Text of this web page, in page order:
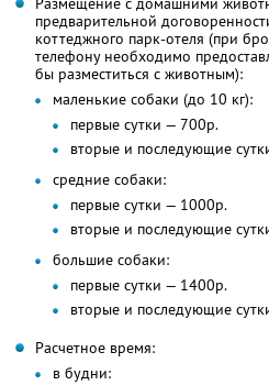
предварительной
коттеджного парк-отеля (при
телефону необходимо
бы разместиться с животным):
маленькие собаки (до 10 кг):
первые сутки — 700р.
вторые и последующие
средние собаки:
первые сутки — 1000р.
вторые и последующие
большие собаки:
первые сутки — 1400р.
вторые и последующие
Расчетное время:
в будни: